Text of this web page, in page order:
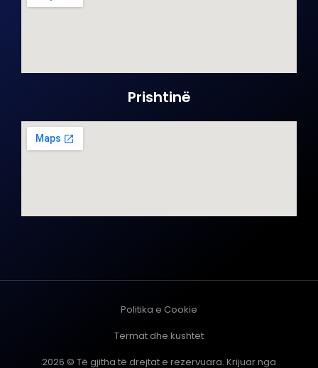
Prishtinë
2026 © Të gjitha të drejtat e rezervuara. Krijuar nga
Politika e Cookie
Termat dhe kushtet